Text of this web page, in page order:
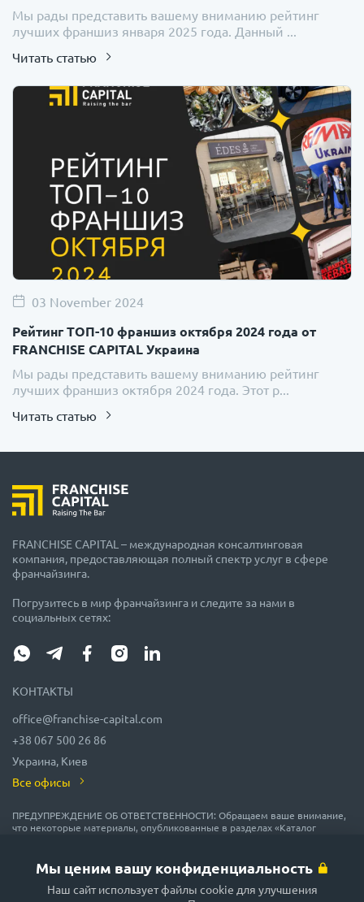
Мы рады представить вашему вниманию рейтинг
лучших франшиз января 2025 года. Данный ...
Читать статью
03 November 2024
Рейтинг ТОП-10 франшиз октября 2024 года от
FRANCHISE CAPITAL Украина
Мы рады представить вашему вниманию рейтинг
лучших франшиз октября 2024 года. Этот р...
Читать статью
Мы ценим вашу конфиденциальность
Наш сайт использует файлы cookie для улучшения
FRANCHISE CAPITAL – международная консалтинговая
компания, предоставляющая полный спектр услуг в сфере
франчайзинга.
Погрузитесь в мир франчайзинга и следите за нами в
социальных сетях:
КОНТАКТЫ
office@franchise-capital.com
+38 067 500 26 86
Украина, Киев
Все офисы
ПРЕДУПРЕЖДЕНИЕ ОБ ОТВЕТСТВЕННОСТИ: Обращаем ваше внимание,
что некоторые материалы, опубликованные в разделах «Каталог
рекламы или получены на безвозмездной основе из источников,
которые мы считаем надежными, но их точность и полнота не
гарантируются! В соответствии с законодательством, администрация